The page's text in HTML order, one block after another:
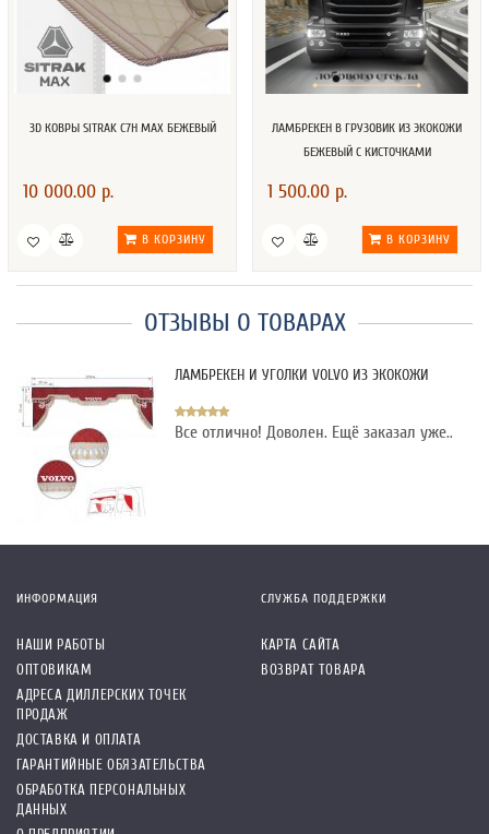
3D КОВРЫ SITRAK C7H MAX БЕЖЕВЫЙ
10 000.00 р.
В КОРЗИНУ
ЛАМБРЕКЕН В ГРУЗОВИК ИЗ ЭКОКОЖИ
БЕЖЕВЫЙ С КИСТОЧКАМИ
1 500.00 р.
В КОРЗИНУ
ОТЗЫВЫ О ТОВАРАХ
ЛАМБРЕКЕН И УГОЛКИ VOLVO ИЗ ЭКОКОЖИ
Все отлично! Доволен. Ещё заказал уже..
ИНФОРМАЦИЯ
НАШИ РАБОТЫ
ОПТОВИКАМ
АДРЕСА ДИЛЛЕРСКИХ ТОЧЕК
ПРОДАЖ
ДОСТАВКА И ОПЛАТА
ГАРАНТИЙНЫЕ ОБЯЗАТЕЛЬСТВА
ОБРАБОТКА ПЕРСОНАЛЬНЫХ
ДАННЫХ
СЛУЖБА ПОДДЕРЖКИ
КАРТА САЙТА
ВОЗВРАТ ТОВАРА